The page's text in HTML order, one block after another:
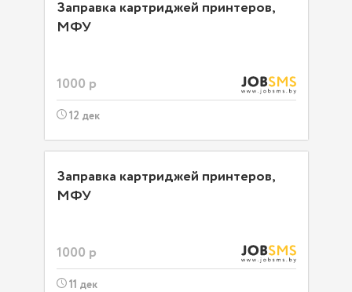
Заправка картриджей принтеров,
МФУ
1000 р
12 дек
Заправка картриджей принтеров,
МФУ
1000 р
11 дек